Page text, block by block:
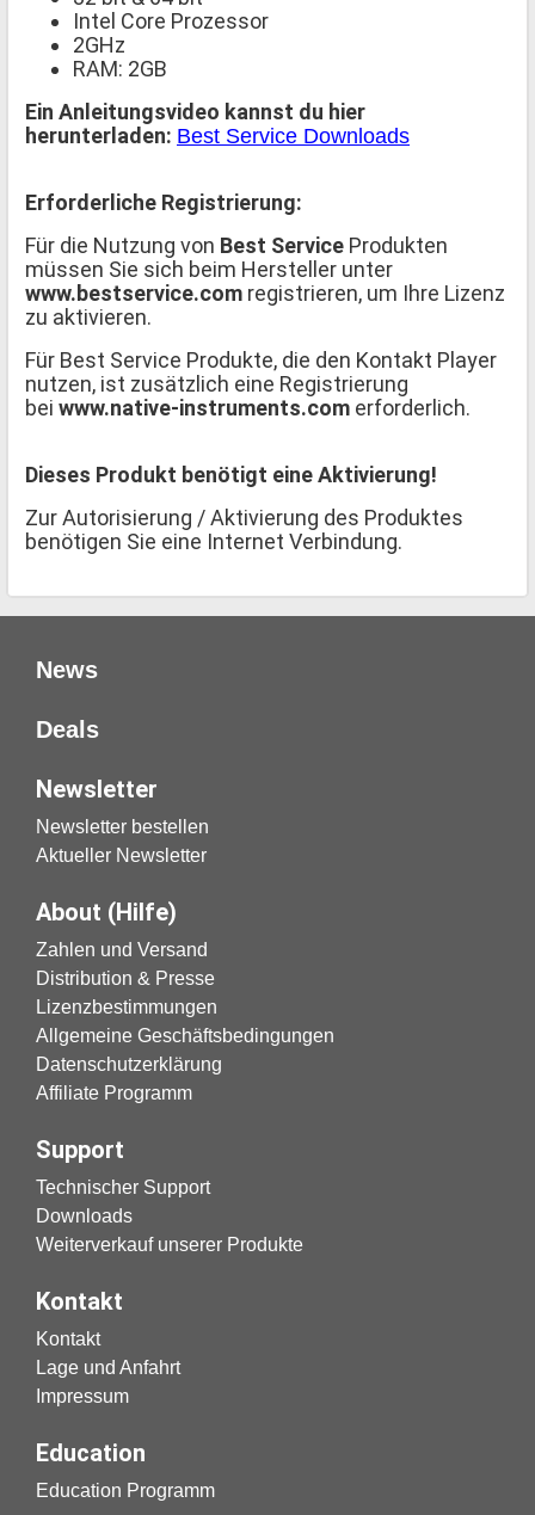
Intel Core Prozessor
2GHz
RAM: 2GB
Ein Anleitungsvideo kannst du hier
herunterladen: Best Service Downloads
Erforderliche Registrierung:
Für die Nutzung von Best Service Produkten
müssen Sie sich beim Hersteller unter
www.bestservice.com registrieren, um Ihre Lizenz
zu aktivieren.
Für Best Service Produkte, die den Kontakt Player
nutzen, ist zusätzlich eine Registrierung
bei www.native-instruments.com erforderlich.
Dieses Produkt benötigt eine Aktivierung!
Zur Autorisierung / Aktivierung des Produktes
benötigen Sie eine Internet Verbindung.
News
Deals
Newsletter
Newsletter bestellen
Aktueller Newsletter
About (Hilfe)
Zahlen und Versand
Distribution & Presse
Lizenzbestimmungen
Allgemeine Geschäftsbedingungen
Datenschutzerklärung
Affiliate Programm
Support
Technischer Support
Downloads
Weiterverkauf unserer Produkte
Kontakt
Kontakt
Lage und Anfahrt
Impressum
Education
Education Programm